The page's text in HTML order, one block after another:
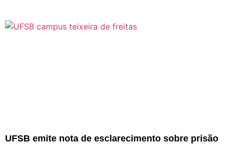
UFSB emite nota de esclarecimento sobre prisão